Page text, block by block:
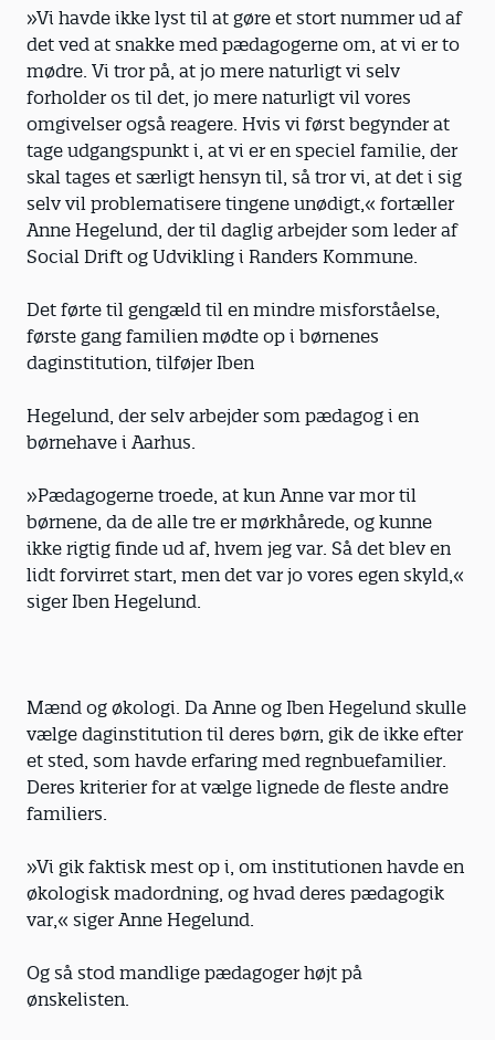
»Vi havde ikke lyst til at gøre et stort nummer ud af
det ved at snakke med pædagogerne om, at vi er to
mødre. Vi tror på, at jo mere naturligt vi selv
forholder os til det, jo mere naturligt vil vores
omgivelser også reagere. Hvis vi først begynder at
tage udgangspunkt i, at vi er en speciel familie, der
skal tages et særligt hensyn til, så tror vi, at det i sig
selv vil problematisere tingene unødigt,« fortæller
Anne Hegelund, der til daglig arbejder som leder af
Social Drift og Udvikling i Randers Kommune.
Det førte til gengæld til en mindre misforståelse,
første gang familien mødte op i børnenes
daginstitution, tilføjer Iben
Hegelund, der selv arbejder som pædagog i en
børnehave i Aarhus.
»Pædagogerne troede, at kun Anne var mor til
børnene, da de alle tre er mørkhårede, og kunne
ikke rigtig finde ud af, hvem jeg var. Så det blev en
lidt forvirret start, men det var jo vores egen skyld,«
siger Iben Hegelund.
Mænd og økologi. Da Anne og Iben Hegelund skulle
vælge daginstitution til deres børn, gik de ikke efter
et sted, som havde erfaring med regnbuefamilier.
Deres kriterier for at vælge lignede de fleste andre
familiers.
»Vi gik faktisk mest op i, om institutionen havde en
økologisk madordning, og hvad deres pædagogik
var,« siger Anne Hegelund.
Og så stod mandlige pædagoger højt på
ønskelisten.